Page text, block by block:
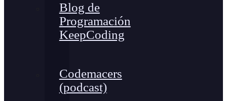
Blog de
Programación
KeepCoding
Codemacers
(podcast)